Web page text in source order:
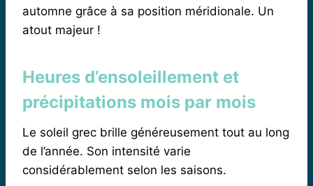
automne grâce à sa position méridionale. Un
atout majeur !
Heures d’ensoleillement et
précipitations mois par mois
Le soleil grec brille généreusement tout au long
de l’année. Son intensité varie
considérablement selon les saisons.